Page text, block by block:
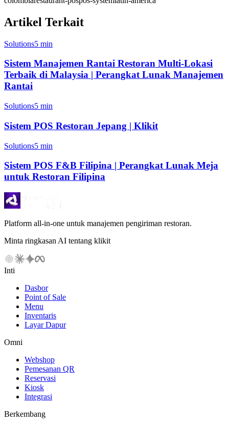
Artikel Terkait
Solutions5 min
Sistem Manajemen Rantai Restoran Multi-Lokasi
Terbaik di Malaysia | Perangkat Lunak Manajemen
Rantai
Solutions5 min
Sistem POS Restoran Jepang | Klikit
Solutions5 min
Sistem POS F&B Filipina | Perangkat Lunak Meja
untuk Restoran Filipina
Platform all-in-one untuk manajemen pengiriman restoran.
Minta ringkasan AI tentang klikit
Inti
Dasbor
Point of Sale
Menu
Inventaris
Layar Dapur
Omni
Webshop
Pemesanan QR
Reservasi
Kiosk
Integrasi
Berkembang